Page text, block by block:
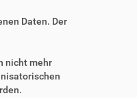
Daten. Der
nicht mehr